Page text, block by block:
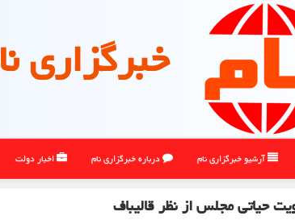
خبرگزاری
آرشیو خبرگزاری نام درباره خبرگزاری نام اخبار دولت
حیاتی مجلس از نظر قالیباف